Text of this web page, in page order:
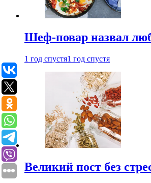
Шеф-повар назвал
1 год спустя1 год спустя
Великий пост без